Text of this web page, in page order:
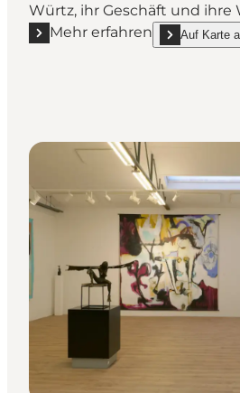
Würtz, ihr Geschäft und ihre
Mehr erfahren
Mehr erfahren "Aage Würtz
Auf Karte
show Aage